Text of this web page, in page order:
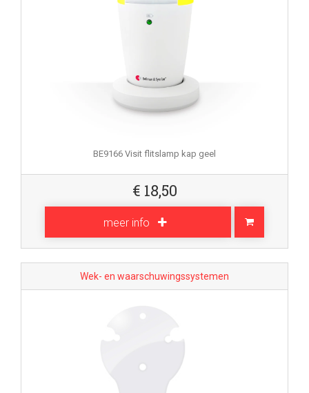
BE9166 Visit flitslamp kap geel
€ 18,50
meer info
Wek- en waarschuwingssystemen